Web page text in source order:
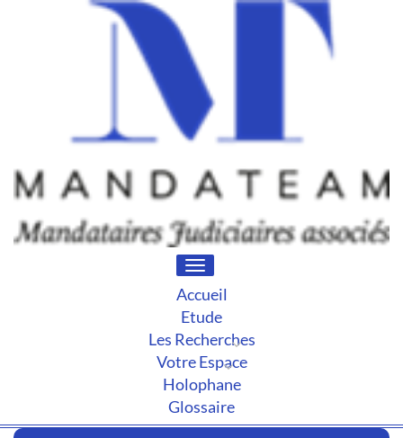
Toggle
navigation
Accueil
Etude
Les Recherches
Votre Espace
Holophane
Glossaire